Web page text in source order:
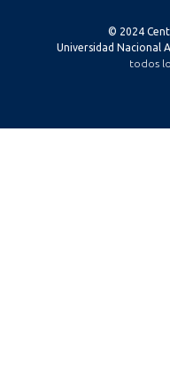
© 2024
Universidad Nacional
todos